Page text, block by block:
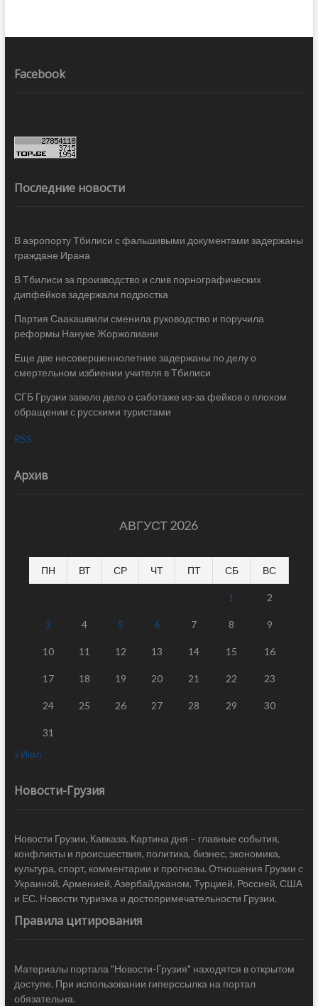
Facebook
Последние новости
В аэропорту Тбилиси с фальшивыми документами задержаны
граждане Ирана
В Тбилиси за производство и слив порнографических
дипфейков задержали подростка
Партия Саакашвили сменила руководство и поручила
реформы Нануке Жоржолиани
Еще две несовершеннолетние задержаны по делу о
смертельном избиении учителя в Тбилиси
СГБ Грузии завело дело о саботаже из-за фейков о плохом
обращении с русскими туристами
RSS
Архив
АВГУСТ 2026
ПН ВТ СР ЧТ ПТ СБ ВС
1 2
3 4 5 6 7 8 9
10 11 12 13 14 15 16
17 18 19 20 21 22 23
24 25 26 27 28 29 30
31
« Июл
Новости-Грузия
Новости Грузии, Кавказа. Картина дня – главные события,
конфликты и происшествия, политика, бизнес, экономика,
культура, спорт, комментарии и прогнозы. Отношения Грузии с
Украиной, Арменией, Азербайджаном, Турцией, Россией, США
и ЕС. Новости туризма и достопримечательности Грузии.
Правила цитирования
Материалы портала "Новости-Грузия" находятся в открытом
доступе. При использовании гиперссылка на портал
обязательна.